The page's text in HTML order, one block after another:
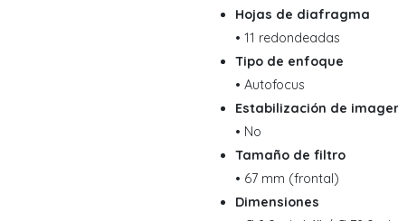
Hojas de diafragma
• 11 redondeadas
Tipo de enfoque
• Autofocus
Estabilización de
• No
Tamaño de filtro
• 67 mm (frontal)
Dimensiones